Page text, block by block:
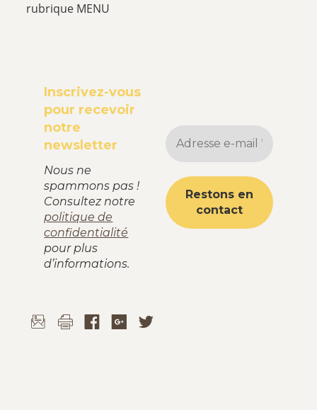
rubrique MENU
Inscrivez-vous
pour recevoir
notre
newsletter
Nous ne
spammons pas !
Consultez notre
politique de
confidentialité
pour plus
d’informations.